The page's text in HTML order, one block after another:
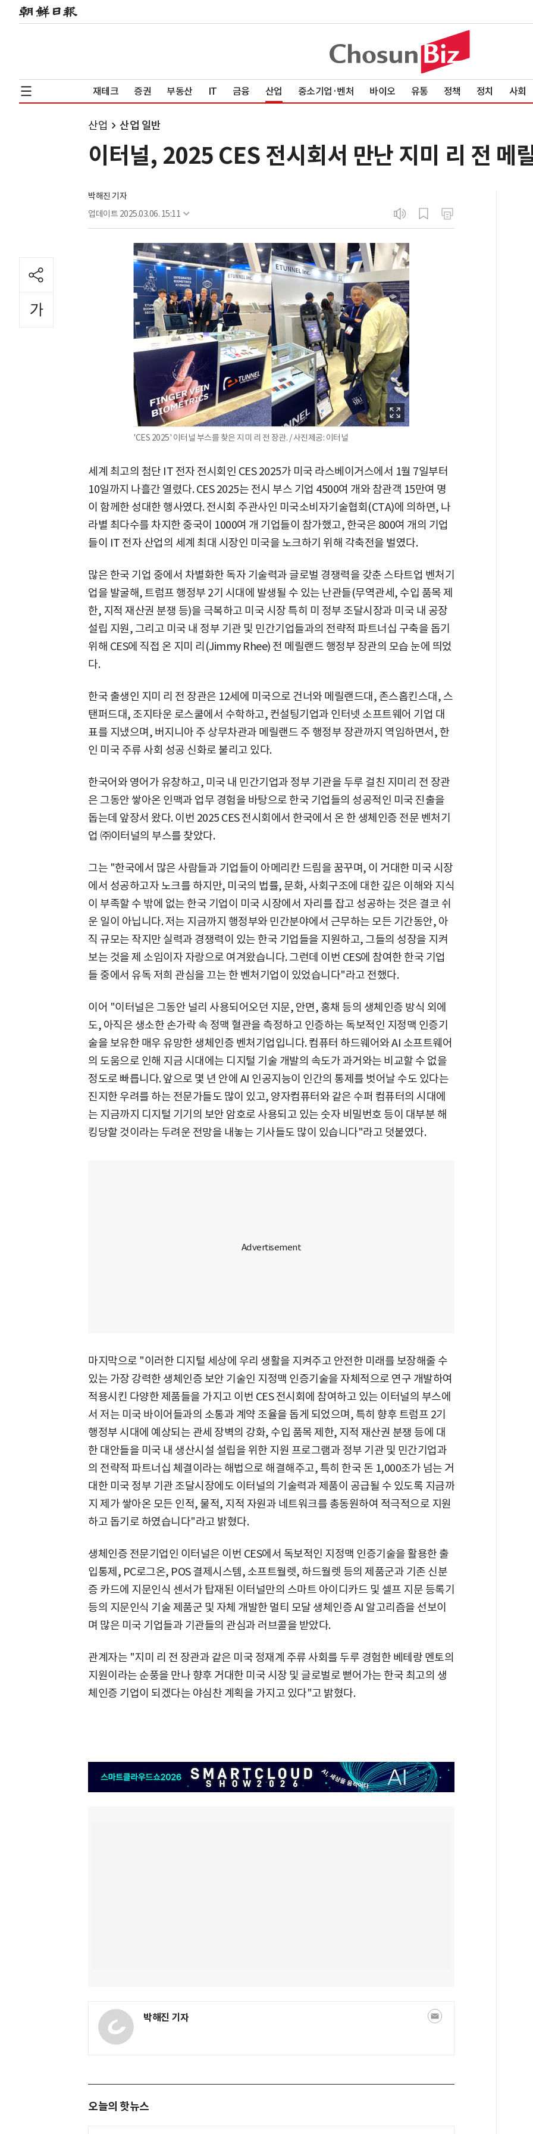
재테크 증권 부동산 IT 금융 산업 중소기업·벤처 바이오 유통 정책 정치 사회
산업 산업 일반
이터널, 2025 CES 전시회서 만난 지미 리 전 메
박해진 기자
업데이트 2025.03.06. 15:11
'CES 2025' 이터널 부스를 찾은 지미 리 전 장관. / 사진제공: 이터널
세계 최고의 첨단 IT 전자 전시회인 CES 2025가 미국 라스베이거스에서 1월 7일부터
10일까지 나흘간 열렸다. CES 2025는 전시 부스 기업 4500여 개와 참관객 15만여 명
이 함께한 성대한 행사였다. 전시회 주관사인 미국소비자기술협회(CTA)에 의하면, 나
라별 최다수를 차지한 중국이 1000여 개 기업들이 참가했고, 한국은 800여 개의 기업
들이 IT 전자 산업의 세계 최대 시장인 미국을 노크하기 위해 각축전을 벌였다.
많은 한국 기업 중에서 차별화한 독자 기술력과 글로벌 경쟁력을 갖춘 스타트업 벤처기
업을 발굴해, 트럼프 행정부 2기 시대에 발생될 수 있는 난관들(무역관세, 수입 품목 제
한, 지적 재산권 분쟁 등)을 극복하고 미국 시장 특히 미 정부 조달시장과 미국 내 공장
설립 지원, 그리고 미국 내 정부 기관 및 민간기업들과의 전략적 파트너십 구축을 돕기
위해 CES에 직접 온 지미 리(Jimmy Rhee) 전 메릴랜드 행정부 장관의 모습 눈에 띄었
다.
한국 출생인 지미 리 전 장관은 12세에 미국으로 건너와 메릴랜드대, 존스홉킨스대, 스
탠퍼드대, 조지타운 로스쿨에서 수학하고, 컨설팅기업과 인터넷 소프트웨어 기업 대
표를 지냈으며, 버지니아 주 상무차관과 메릴랜드 주 행정부 장관까지 역임하면서, 한
인 미국 주류 사회 성공 신화로 불리고 있다.
한국어와 영어가 유창하고, 미국 내 민간기업과 정부 기관을 두루 걸친 지미리 전 장관
은 그동안 쌓아온 인맥과 업무 경험을 바탕으로 한국 기업들의 성공적인 미국 진출을
돕는데 앞장서 왔다. 이번 2025 CES 전시회에서 한국에서 온 한 생체인증 전문 벤처기
업 ㈜이터널의 부스를 찾았다.
그는 "한국에서 많은 사람들과 기업들이 아메리칸 드림을 꿈꾸며, 이 거대한 미국 시장
에서 성공하고자 노크를 하지만, 미국의 법률, 문화, 사회구조에 대한 깊은 이해와 지식
이 부족할 수 밖에 없는 한국 기업이 미국 시장에서 자리를 잡고 성공하는 것은 결코 쉬
운 일이 아닙니다. 저는 지금까지 행정부와 민간분야에서 근무하는 모든 기간동안, 아
직 규모는 작지만 실력과 경쟁력이 있는 한국 기업들을 지원하고, 그들의 성장을 지켜
보는 것을 제 소임이자 자랑으로 여겨왔습니다. 그런데 이번 CES에 참여한 한국 기업
들 중에서 유독 저희 관심을 끄는 한 벤처기업이 있었습니다"라고 전했다.
이어 "이터널은 그동안 널리 사용되어오던 지문, 안면, 홍채 등의 생체인증 방식 외에
도, 아직은 생소한 손가락 속 정맥 혈관을 측정하고 인증하는 독보적인 지정맥 인증기
술을 보유한 매우 유망한 생체인증 벤처기업입니다. 컴퓨터 하드웨어와 AI 소프트웨어
의 도움으로 인해 지금 시대에는 디지털 기술 개발의 속도가 과거와는 비교할 수 없을
정도로 빠릅니다. 앞으로 몇 년 안에 AI 인공지능이 인간의 통제를 벗어날 수도 있다는
진지한 우려를 하는 전문가들도 많이 있고, 양자컴퓨터와 같은 수퍼 컴퓨터의 시대에
는 지금까지 디지털 기기의 보안 암호로 사용되고 있는 숫자 비밀번호 등이 대부분 해
킹당할 것이라는 두려운 전망을 내놓는 기사들도 많이 있습니다"라고 덧붙였다.
마지막으로 "이러한 디지털 세상에 우리 생활을 지켜주고 안전한 미래를 보장해줄 수
있는 가장 강력한 생체인증 보안 기술인 지정맥 인증기술을 자체적으로 연구 개발하여
적용시킨 다양한 제품들을 가지고 이번 CES 전시회에 참여하고 있는 이터널의 부스에
서 저는 미국 바이어들과의 소통과 계약 조율을 돕게 되었으며, 특히 향후 트럼프 2기
행정부 시대에 예상되는 관세 장벽의 강화, 수입 품목 제한, 지적 재산권 분쟁 등에 대
한 대안들을 미국 내 생산시설 설립을 위한 지원 프로그램과 정부 기관 및 민간기업과
의 전략적 파트너십 체결이라는 해법으로 해결해주고, 특히 한국 돈 1,000조가 넘는 거
대한 미국 정부 기관 조달시장에도 이터널의 기술력과 제품이 공급될 수 있도록 지금까
지 제가 쌓아온 모든 인적, 물적, 지적 자원과 네트워크를 총동원하여 적극적으로 지원
하고 돕기로 하였습니다"라고 밝혔다.
생체인증 전문기업인 이터널은 이번 CES에서 독보적인 지정맥 인증기술을 활용한 출
입통제, PC로그온, POS 결제시스템, 소프트월렛, 하드월렛 등의 제품군과 기존 신분
증 카드에 지문인식 센서가 탑재된 이터널만의 스마트 아이디카드 및 셀프 지문 등록기
등의 지문인식 기술 제품군 및 자체 개발한 멀티 모달 생체인증 AI 알고리즘을 선보이
며 많은 미국 기업들과 기관들의 관심과 러브콜을 받았다.
관계자는 "지미 리 전 장관과 같은 미국 정재계 주류 사회를 두루 경험한 베테랑 멘토의
지원이라는 순풍을 만나 향후 거대한 미국 시장 및 글로벌로 뻗어가는 한국 최고의 생
체인증 기업이 되겠다는 야심찬 계획을 가지고 있다"고 밝혔다.
박해진 기자
오늘의 핫뉴스